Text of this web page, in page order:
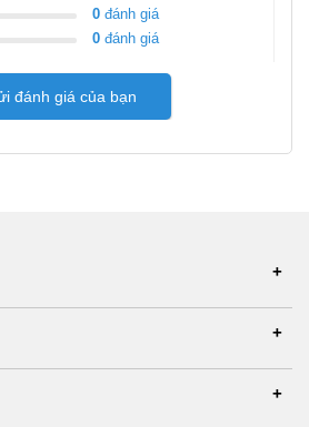
0 đánh giá
0 đánh giá
đánh giá của bạn